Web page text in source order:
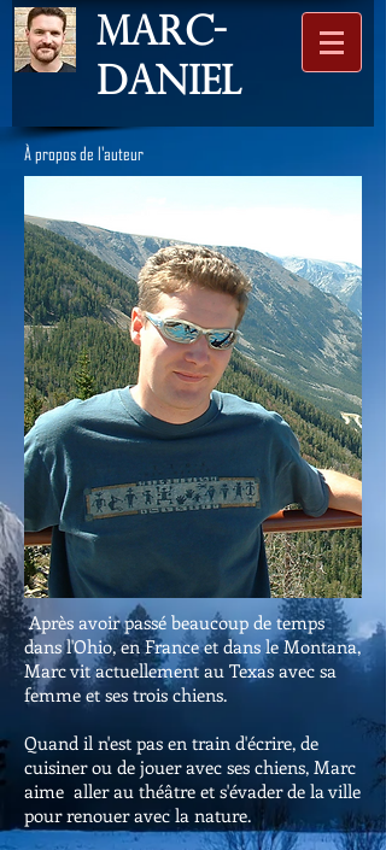
Marc-
Daniel
À propos de l'auteur
Après avoir passé beaucoup de temps
dans l'Ohio, en France et dans le Montana,
Marc vit actuellement au Texas avec sa
femme et ses trois chiens.
Quand il n'est pas en train d'écrire, de
cuisiner ou de jouer avec ses chiens, Marc
aime aller au théâtre et s'évader de la ville
pour renouer avec la nature.